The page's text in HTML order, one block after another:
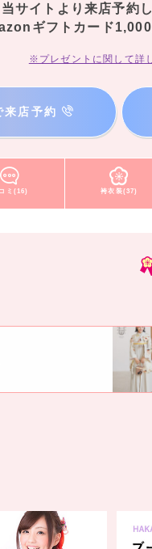
当サイトより来店予約
ギフトカード
※プレゼントに関して詳
来店予約
ミ(16) 袴衣装(37)